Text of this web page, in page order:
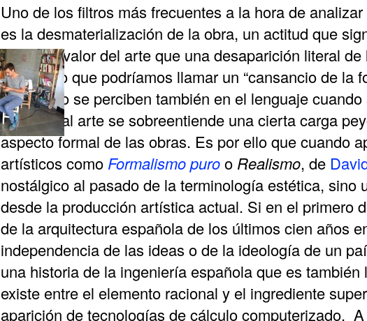
Uno de los filtros más frecuentes a la hora de
es la desmaterialización de la obra, un actitud que
lugar del valor del arte que una desaparición literal
fruto de lo que podríamos llamar un “cansancio de la
cansancio se perciben también en el lenguaje cuando
aplicado al arte se sobreentiende una cierta carga
aspecto formal de las obras. Es por ello que cuando
artísticos como Formalismo puroo Realismo, de
nostálgico al pasado de la terminología estética, sino
desde la producción artística actual. Si en el primero
de la arquitectura española de los últimos cien años
independencia de las ideas o de la ideología de un
una historia de la ingeniería española que es
existe entre el elemento racional y el ingrediente
aparición de tecnologías de cálculo computerizado.